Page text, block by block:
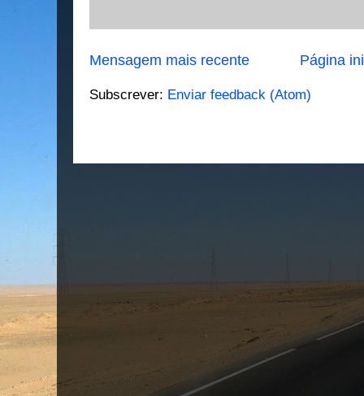
Mensagem mais recente Página
Subscrever: Enviar feedback (Atom)